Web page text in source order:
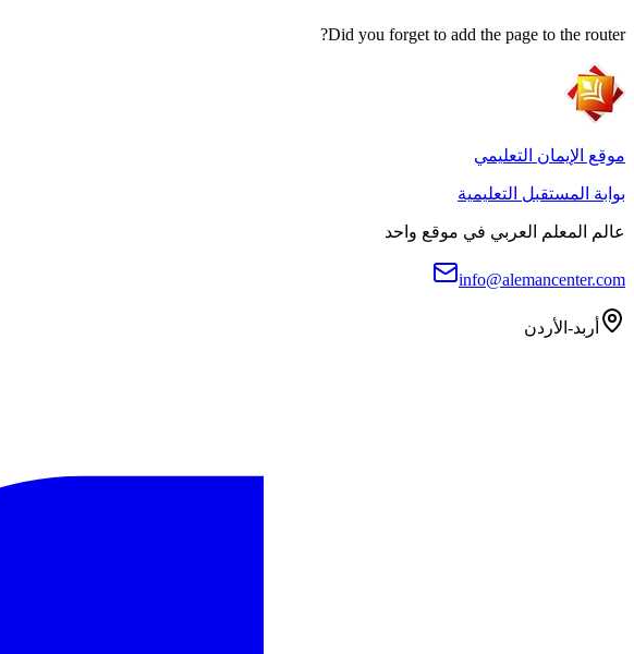
Did you forget to add the page to the router?
موقع الإيمان التعليمي
بوابة المستقبل التعليمية
عالم المعلم العربي في موقع واحد
info@alemancenter.com
أربد-الأردن